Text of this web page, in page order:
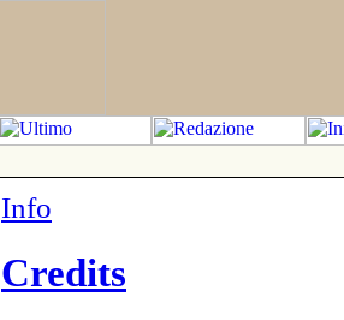
Info
Credits